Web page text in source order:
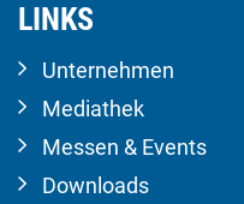
LINKS
Unternehmen
Mediathek
Messen & Events
Downloads